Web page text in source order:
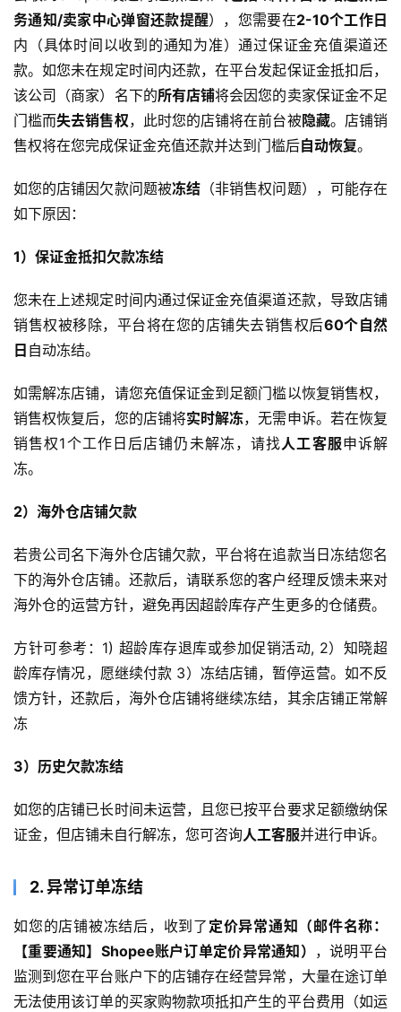
务通知/卖家中心弹窗还款提醒），您需要在2-10个工作日
内（具体时间以收到的通知为准）通过保证金充值渠道还
款。如您未在规定时间内还款，在平台发起保证金抵扣后，
该公司（商家）名下的所有店铺将会因您的卖家保证金不足
门槛而失去销售权，此时您的店铺将在前台被隐藏。店铺销
售权将在您完成保证金充值还款并达到门槛后自动恢复。
如您的店铺因欠款问题被冻结 （非销售权问题），可能存在
如下原因：
1）保证金抵扣欠款冻结
您未在上述规定时间内通过保证金充值渠道还款，导致店铺
销售权被移除，平台将在您的店铺失去销售权后60个自然
日 自动冻结。
如需解冻店铺，请您充值保证金到足额门槛以恢复销售权，
销售权恢复后，您的店铺将实时解冻，无需申诉。若在恢复
销售权1个工作日后店铺仍未解冻，请找人工客服申诉解
冻。
2）海外仓店铺欠款
若贵公司名下海外仓店铺欠款，平台将在追款当日冻结您名
下的海外仓店铺。还款后，请联系您的客户经理反馈未来对
海外仓的运营方针，避免再因超龄库存产生更多的仓储费。
方针可参考：1) 超龄库存退库或参加促销活动, 2）知晓超
龄库存情况，愿继续付款 3）冻结店铺，暂停运营。如不反
馈方针，还款后，海外仓店铺将继续冻结，其余店铺正常解
冻
3）历史欠款冻结
如您的店铺已长时间未运营，且您已按平台要求足额缴纳保
证金，但店铺未自行解冻，您可咨询人工客服并进行申诉。
2. 异常订单冻结
如您的店铺被冻结后，收到了 定价异常通知（邮件名称：
【重要通知】Shopee账户订单定价异常通知） ，说明平台
监测到您在平台账户下的店铺存在经营异常，大量在途订单
无法使用该订单的买家购物款项抵扣产生的平台费用（如运